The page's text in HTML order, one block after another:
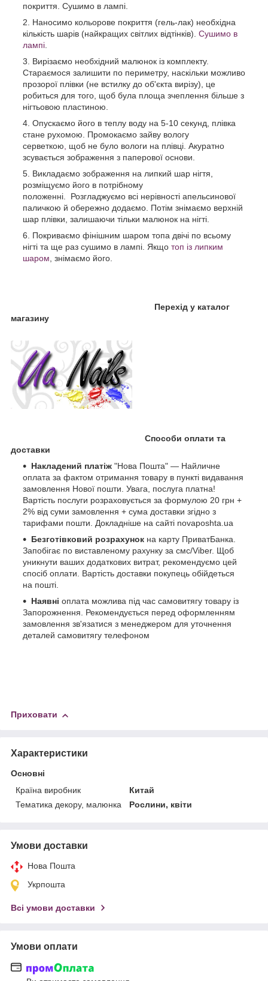
покриття. Сушимо в лампі.
Наносимо кольорове покриття (гель-лак) необхідна
кількість шарів (найкращих світлих відтінків). Сушимо в
лампі
Вирізаємо необхідний малюнок із комплекту.
Стараємося залишити по периметру, наскільки можливо
прозорої плівки (не встилку до об'єкта вирізу), це
робиться для того, щоб була площа зчеплення більше з
нігтьовою пластиною.
Опускаємо його в теплу воду на 5-10 секунд, плівка
стане рухомою. Промокаємо зайву вологу
серветкою
щоб не було вологи на плівці. Акуратно
зсувається зображення з паперової основи.
Викладаємо зображення на липкий шар нігтя,
розміщуємо його в потрібному
положенні. Розгладжуємо всі нерівності апельсинової
паличкою й обережно додаємо. Потім знімаємо верхній
шар плівки, залишаючи тільки малюнок на нігті.
Покриваємо фінішним шаром топа двічі по всьому
нігті та ще раз сушимо в лампі. Якщо топ із липким
шаром , знімаємо його.
Перехід у каталог
магазину
Способи оплати та
доставки
Накладений платіж "Нова Пошта" — Найличне
оплата за фактом отримання товару в пункті видавання
замовлення Нової пошти. Увага, послуга платна!
Вартість послуги розраховується за формулою 20 грн +
2% від суми замовлення + сума доставки згідно з
тарифами пошти. Докладніше на сайті novaposhta.ua
Безготівковий розрахунок на карту ПриватБанка.
Запобігає по виставленому рахунку за смс/Viber. Щоб
уникнути ваших додаткових витрат, рекомендуємо цей
спосіб оплати. Вартість доставки покупець обійдеться
на пошті.
Наявні оплата можлива під час самовитягу товару із
Запорожнення. Рекомендується перед оформленням
замовлення зв'язатися з менеджером для уточнення
деталей самовитягу телефоном
Приховати
Характеристики
Основні
Країна виробник
Китай
Тематика декору, малюнка
Рослини, квіти
Умови доставки
Нова Пошта
Укрпошта
Всі умови доставки
Умови оплати